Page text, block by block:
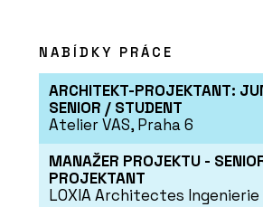
PRODUKTY
Akustický vinyl
Modul’Up - Forbo
Systems
NABÍDKY PRÁCE
ARCHITEKT-PROJEKTANT:
SENIOR / STUDENT
Atelier VAS, Praha 6
MANAŽER PROJEKTU -
PROJEKTANT
LOXIA Architectes Ingenierie